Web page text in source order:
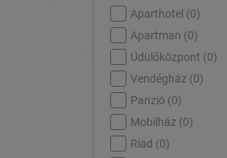
Aparthotel (0)
Apartman (0)
Üdülőközpont (0)
Vendégház (0)
Panzió (0)
Mobilház (0)
Riad (0)